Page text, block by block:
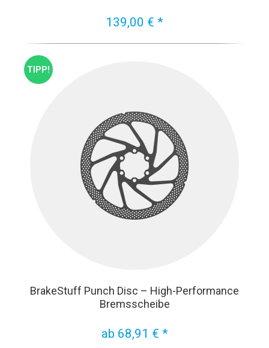
139,00 € *
TIPP!
BrakeStuff Punch Disc – High-Performance
Bremsscheibe
ab 68,91 € *